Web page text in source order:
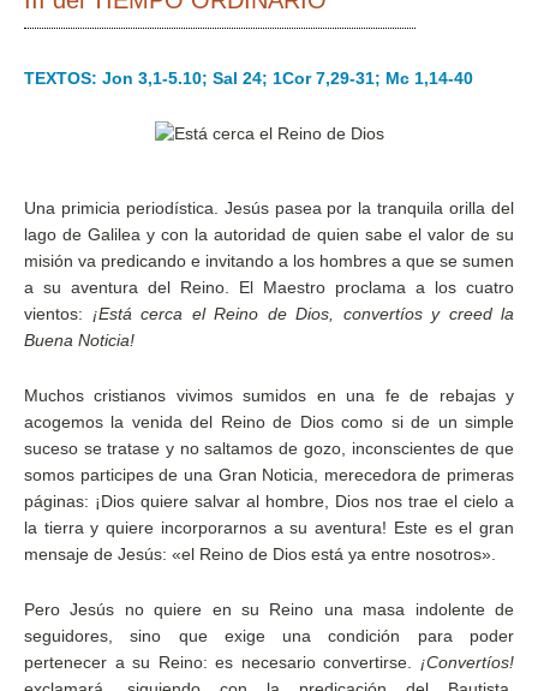
TEXTOS: Jon 3,1-5.10; Sal 24; 1Cor 7,29-31; Mc 1,14-40
Una primicia periodística. Jesús pasea por la tranquila orilla del
lago de Galilea y con la autoridad de quien sabe el valor de su
misión va predicando e invitando a los hombres a que se sumen
a su aventura del Reino. El Maestro proclama a los cuatro
vientos: ¡Está cerca el Reino de Dios, convertíos y creed la
Buena Noticia!
Muchos cristianos vivimos sumidos en una fe de rebajas y
acogemos la venida del Reino de Dios como si de un simple
suceso se tratase y no saltamos de gozo, inconscientes de que
somos participes de una Gran Noticia, merecedora de primeras
páginas: ¡Dios quiere salvar al hombre, Dios nos trae el cielo a
la tierra y quiere incorporarnos a su aventura! Este es el gran
mensaje de Jesús: «el Reino de Dios está ya entre nosotros».
Pero Jesús no quiere en su Reino una masa indolente de
seguidores, sino que exige una condición para poder
pertenecer a su Reino: es necesario convertirse. ¡Convertíos!